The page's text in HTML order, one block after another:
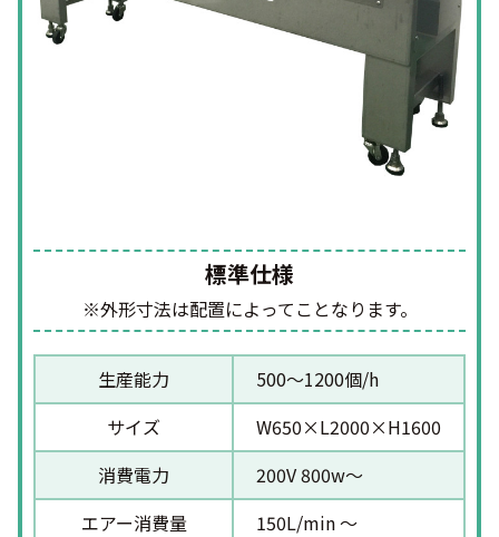
標準仕様
※外形寸法は配置によってことなります。
生産能力
500〜1200個/h
サイズ
W650×L2000×H1600
消費電力
200V 800w〜
エアー消費量
150L/min 〜